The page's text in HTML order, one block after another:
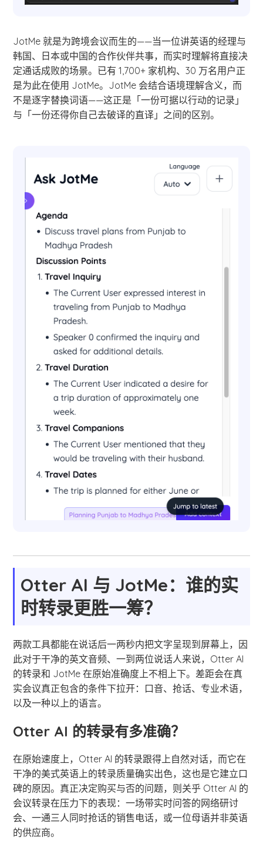
JotMe 就是为跨境会议而生的——当一位讲英语的经理与
韩国、日本或中国的合作伙伴共事，而实时理解将直接决
定通话成败的场景。已有 1,700+ 家机构、30 万名用户正
是为此在使用 JotMe。JotMe 会结合语境理解含义，而
不是逐字替换词语——这正是「一份可据以行动的记录」
与「一份还得你自己去破译的直译」之间的区别。
Otter AI 与 JotMe：谁的实
时转录更胜一筹？
两款工具都能在说话后一两秒内把文字呈现到屏幕上，因
此对于干净的英文音频、一到两位说话人来说，Otter AI
的转录和 JotMe 在原始准确度上不相上下。差距会在真
实会议真正包含的条件下拉开：口音、抢话、专业术语，
以及一种以上的语言。
Otter AI 的转录有多准确？
在原始速度上，Otter AI 的转录跟得上自然对话，而它在
干净的美式英语上的转录质量确实出色，这也是它建立口
碑的原因。真正决定购买与否的问题，则关乎 Otter AI 的
会议转录在压力下的表现：一场带实时问答的网络研讨
会、一通三人同时抢话的销售电话，或一位母语并非英语
的供应商。